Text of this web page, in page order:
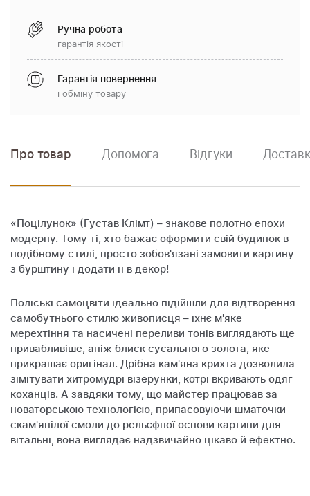
Ручна робота
гарантія якості
Гарантія повернення
і обміну товару
Про товар Допомога Відгуки
«Поцілунок» (Густав Клімт) – знакове полотно епохи
модерну. Тому ті, хто бажає оформити свій будинок в
подібному стилі, просто зобов'язані замовити картину
з бурштину і додати її в декор!
Поліські самоцвіти ідеально підійшли для відтворення
самобутнього стилю живописця – їхнє м'яке
мерехтіння та насичені переливи тонів виглядають ще
привабливіше, аніж блиск сусального золота, яке
прикрашає оригінал. Дрібна кам'яна крихта дозволила
зімітувати хитромудрі візерунки, котрі вкривають одяг
коханців. А завдяки тому, що майстер працював за
новаторською технологією, припасовуючи шматочки
скам'янілої смоли до рельєфної основи картини для
вітальні, вона виглядає надзвичайно цікаво й ефектно.